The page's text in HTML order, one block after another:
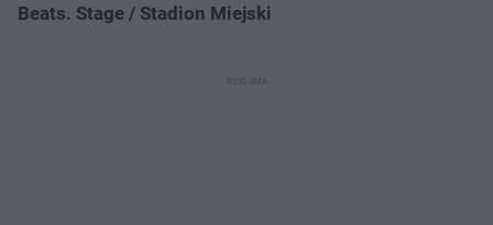
Beats. Stage / Stadion Miejski